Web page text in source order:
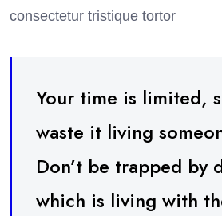
consectetur tristique tortor
Your time is limited,
waste it living
Don’t be trapped by
which is living with